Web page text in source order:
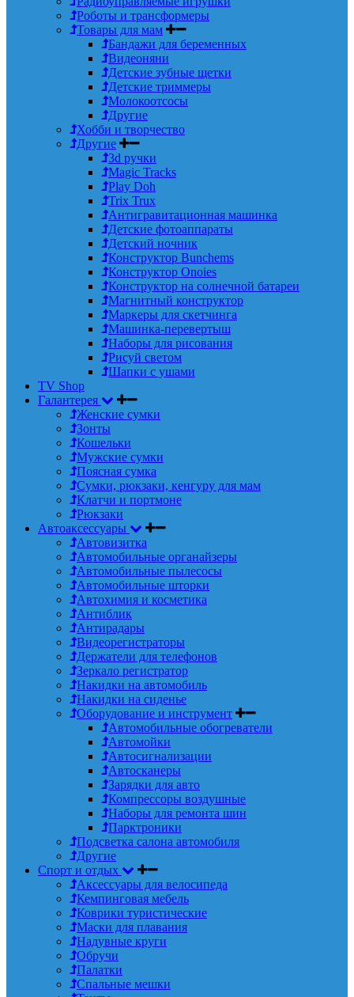
Роботы и трансформеры
Товары для мам
Бандажи для беременных
Видеоняни
Детские зубные щетки
Детские триммеры
Молокоотсосы
Другие
Хобби и творчество
Другие
3d ручки
Magic Tracks
Play Doh
Trix Trux
Антигравитационная машинка
Детские фотоаппараты
Детский ночник
Конструктор Bunchems
Конструктор Onoies
Конструктор на солнечной батареи
Магнитный конструктор
Маркеры для скетчинга
Машинка-перевертыш
Наборы для рисования
Рисуй светом
Шапки с ушами
TV Shop
Галантерея
Женские сумки
Зонты
Кошельки
Мужские сумки
Поясная сумка
Сумки, рюкзаки, кенгуру для мам
Клатчи и портмоне
Рюкзаки
Автоаксессуары
Автовизитка
Автомобильные органайзеры
Автомобильные пылесосы
Автомобильные шторки
Автохимия и косметика
Антиблик
Антирадары
Видеорегистраторы
Держатели для телефонов
Зеркало регистратор
Накидки на автомобиль
Накидки на сиденье
Оборудование и инструмент
Автомобильные обогреватели
Автомойки
Автосигнализации
Автосканеры
Зарядки для авто
Компрессоры воздушные
Наборы для ремонта шин
Парктроники
Подсветка салона автомобиля
Другие
Спорт и отдых
Аксессуары для велосипеда
Кемпинговая мебель
Коврики туристические
Маски для плавания
Надувные круги
Обручи
Палатки
Спальные мешки